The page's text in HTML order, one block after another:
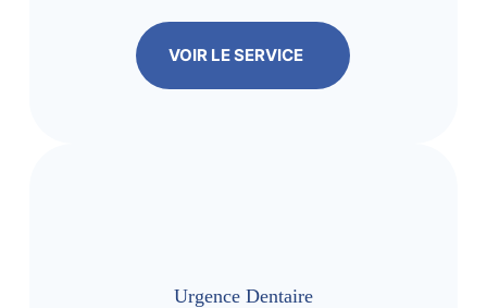
VOIR LE SERVICE
Urgence Dentaire